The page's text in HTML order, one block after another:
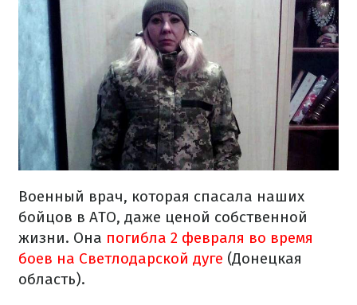
Военный врач, которая спасала наших
бойцов в АТО, даже ценой собственной
жизни. Она погибла 2 февраля во время
боев на Светлодарской дуге (Донецкая
область).